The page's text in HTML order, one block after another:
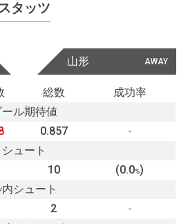
タッツ
AWAY
山形
総数
成功率
ール期待値
0.857
-
シュート
10 (0.0%)
シュート
2
-